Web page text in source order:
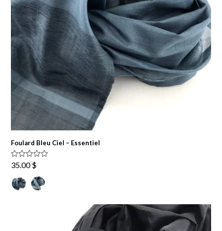
Foulard Bleu Ciel – Essentiel
Note5.00
sur 5
35.00$